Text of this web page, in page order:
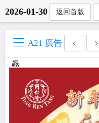
2026-01-30 返回首版
A21 廣告